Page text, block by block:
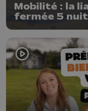
Mobilité : la
fermée 5